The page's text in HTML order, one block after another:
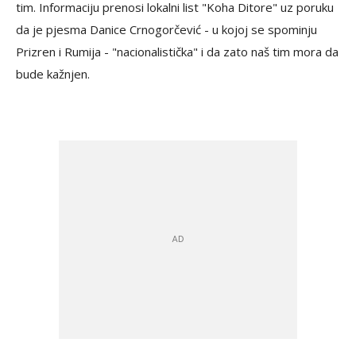
tim. Informaciju prenosi lokalni list "Koha Ditore" uz poruku
da je pjesma Danice Crnogorčević - u kojoj se spominju
Prizren i Rumija - "nacionalistička" i da zato naš tim mora da
bude kažnjen.